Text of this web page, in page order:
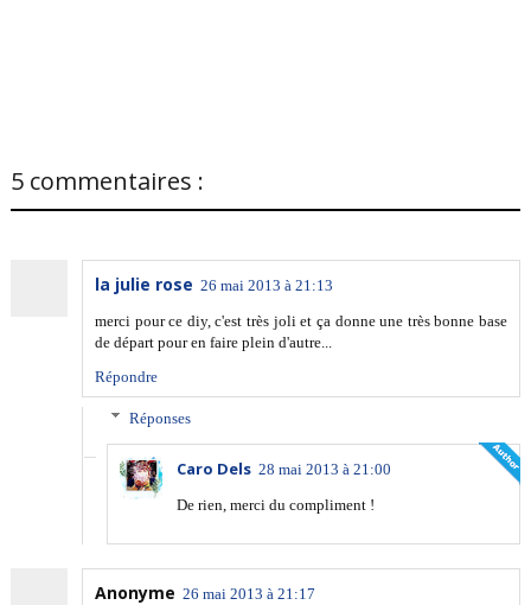
5 commentaires :
la julie rose 26 mai 2013 à 21:13
merci pour ce diy, c'est très joli et ça donne une très bonne base
de départ pour en faire plein d'autre...
Répondre
Réponses
Caro Dels 28 mai 2013 à 21:00
De rien, merci du compliment !
Anonyme 26 mai 2013 à 21:17